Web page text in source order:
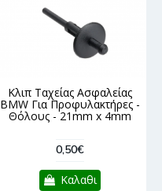
Κλιπ Ταχείας Ασφαλείας
BMW Για Προφυλακτήρες -
Θόλους - 21mm x 4mm
0,50€
Καλαθι